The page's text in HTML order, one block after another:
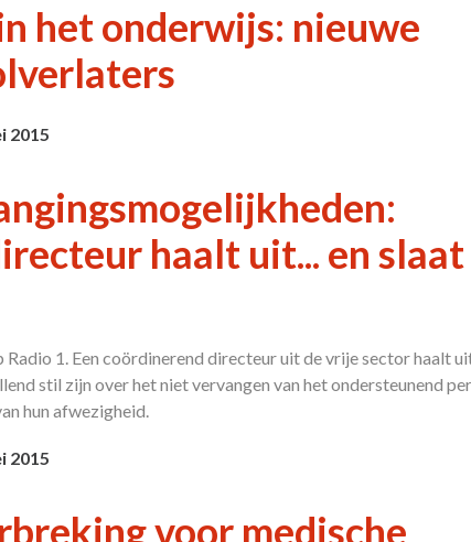
het onderwijs: nieuwe
2015
haalt uit... en slaat
1. Een coördinerend directeur uit de vrije sector haalt
stil zijn over het niet vervangen van het ondersteunend
hun afwezigheid.
2015
voor medische